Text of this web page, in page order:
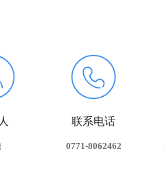
联系电话
0771-8062462